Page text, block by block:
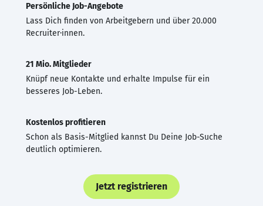
Persönliche Job-Angebote
Lass Dich finden von Arbeitgebern und über 20.000
Recruiter·innen.
21 Mio. Mitglieder
Knüpf neue Kontakte und erhalte Impulse für ein
besseres Job-Leben.
Kostenlos profitieren
Schon als Basis-Mitglied kannst Du Deine Job-Suche
deutlich optimieren.
Jetzt registrieren